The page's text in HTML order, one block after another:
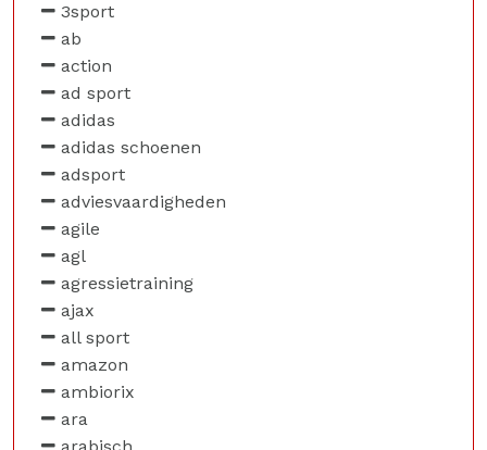
3sport
ab
action
ad sport
adidas
adidas schoenen
adsport
adviesvaardigheden
agile
agl
agressietraining
ajax
all sport
amazon
ambiorix
ara